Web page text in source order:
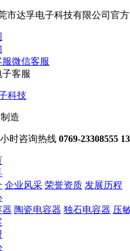
市达孚电子科技有限公司官
微信客服
造
时咨询热线 0769-23308555
企业风采 荣誉资质 发展历程
器 陶瓷电容器 独石电容器 压